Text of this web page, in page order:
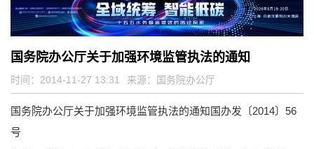
国务院办公厅关于加强环境监管执法的通知
时间：2014-11-27 13:31 来源： 国务院办公厅
国务院办公厅关于加强环境监管执法的通知国办发〔2014〕56
号